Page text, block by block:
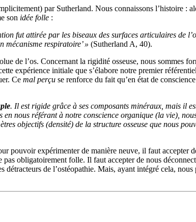
par Sutherland. Nous connaissons l’histoire :
son idée folle :
fut attirée par les biseaux des surfaces articulaires de
mécanisme respiratoire’ » (Sutherland A, 40).
de l’os. Concernant la rigidité osseuse, nous sommes
expérience initiale que s’élabore notre premier
Ce mal perçu se renforce du fait qu’en état de conscience
. Il est rigide grâce à ses composants minéraux, mais il
nous référant à notre conscience organique (la vie),
objectifs (densité) de la structure osseuse que nous
expérimenter de manière neuve, il faut accepter
obligatoirement folle. Il faut accepter de nous
de l’ostéopathie. Mais, ayant intégré cela,